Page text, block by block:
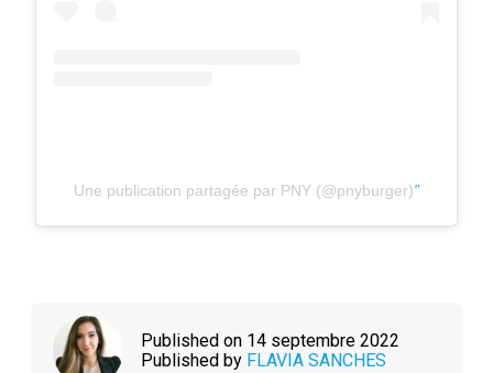
Une publication partagée par PNY (@pnyburger)
Published on 14 septembre 2022
Published by FLAVIA SANCHES